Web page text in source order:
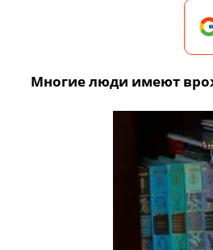
Многие люди имеют